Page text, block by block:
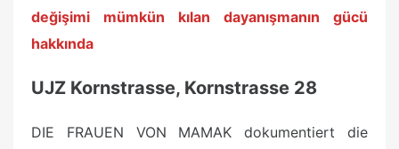
değişimi mümkün kılan dayanışmanın gücü
hakkında
UJZ Kornstrasse, Kornstrasse 28
DIE FRAUEN VON MAMAK dokumentiert die